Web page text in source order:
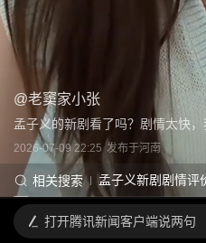
@老窦家小张
孟子义的新剧看了吗？剧情太快
2026-07-09 22:25 发布于河南
相关搜索 孟子义新剧剧情评
打开腾讯新闻客户端说两句